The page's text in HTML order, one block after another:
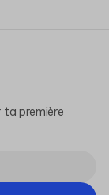
première